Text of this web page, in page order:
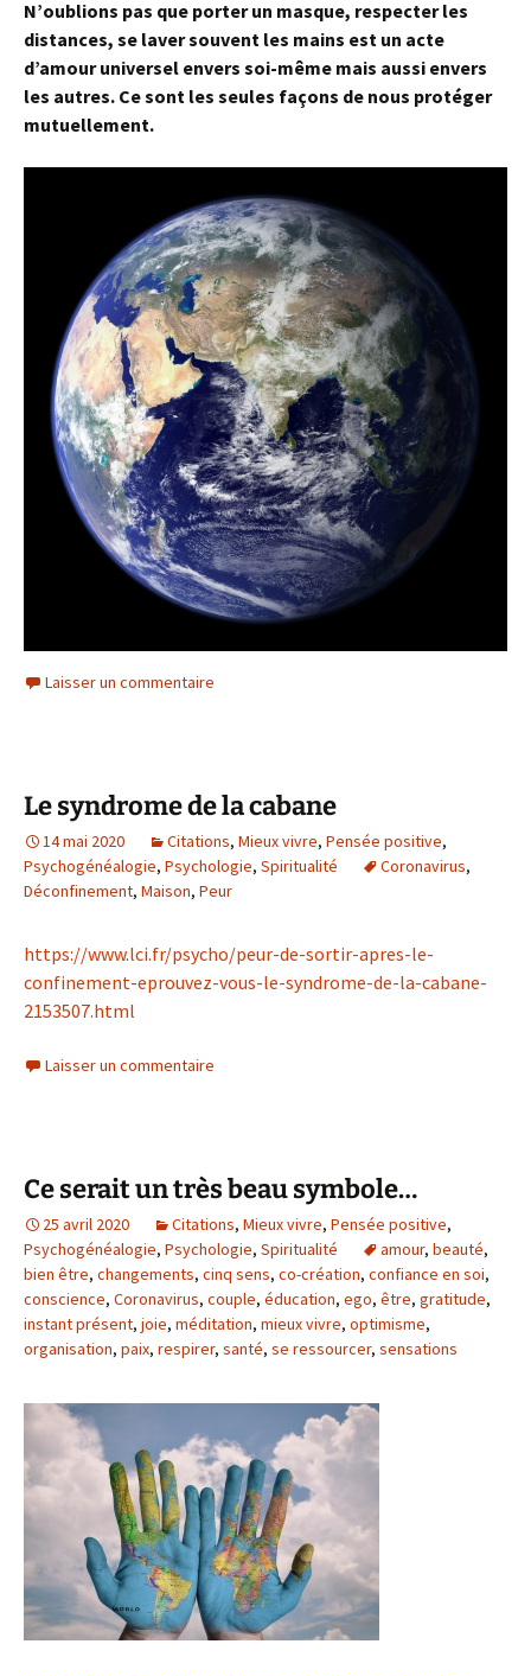
N’oublions pas que porter un masque, respecter les
distances, se laver souvent les mains est un acte
d’amour universel envers soi-même mais aussi envers
les autres. Ce sont les seules façons de nous protéger
mutuellement.
Laisser un commentaire
Le syndrome de la cabane
14 mai 2020 Citations, Mieux vivre, Pensée positive,
Psychogénéalogie, Psychologie, Spiritualité Coronavirus,
Déconfinement, Maison, Peur
https://www.lci.fr/psycho/peur-de-sortir-apres-le-
confinement-eprouvez-vous-le-syndrome-de-la-cabane-
2153507.html
Laisser un commentaire
Ce serait un très beau symbole…
25 avril 2020 Citations, Mieux vivre, Pensée positive,
Psychogénéalogie, Psychologie, Spiritualité amour, beauté,
bien être, changements, cinq sens, co-création, confiance en soi,
conscience, Coronavirus, couple, éducation, ego, être, gratitude,
instant présent, joie, méditation, mieux vivre, optimisme,
organisation, paix, respirer, santé, se ressourcer, sensations